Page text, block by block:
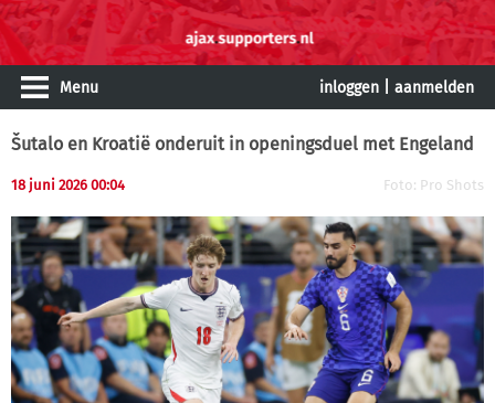
Menu inloggen aanmelden
Šutalo en Kroatië onderuit in openingsduel met Engeland
18 juni 2026 00:04 Foto: Pro Shots